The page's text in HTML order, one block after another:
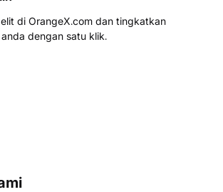
di OrangeX.com dan tingkatkan
dengan satu klik.